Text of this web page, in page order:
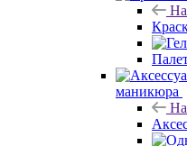
маникюра